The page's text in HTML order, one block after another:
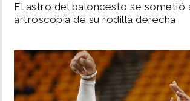
POLÍTICA
SHOW
DEPORTES
El astro del baloncesto se sometió
artroscopia de su rodilla derecha